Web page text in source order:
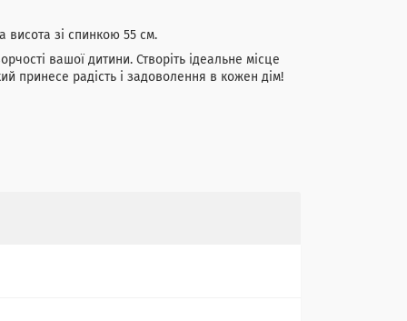
висота зі спинкою 55 см.
вашої дитини. Створіть ідеальне місце
принесе радість і задоволення в кожен дім!